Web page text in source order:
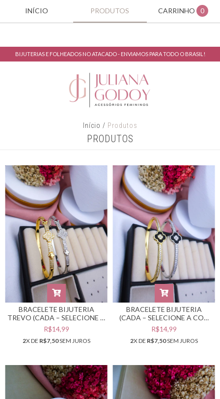
INÍCIO PRODUTOS CARRINHO 0
BIJUTERIAS E FOLHEADOS NO ATACADO - ENVIAMOS PARA TODO O BRASIL!
Início / Produtos
PRODUTOS
BRACELETE BIJUTERIA
TREVO (CADA – SELECIONE A
COR DESEJADA) #PB0302134
R$14,99
2X DE R$7,50SEM JUROS
BRACELETE BIJUTERIA
(CADA – SELECIONE A COR
DESEJADA) #PB0302132
R$14,99
2X DE R$7,50SEM JUROS